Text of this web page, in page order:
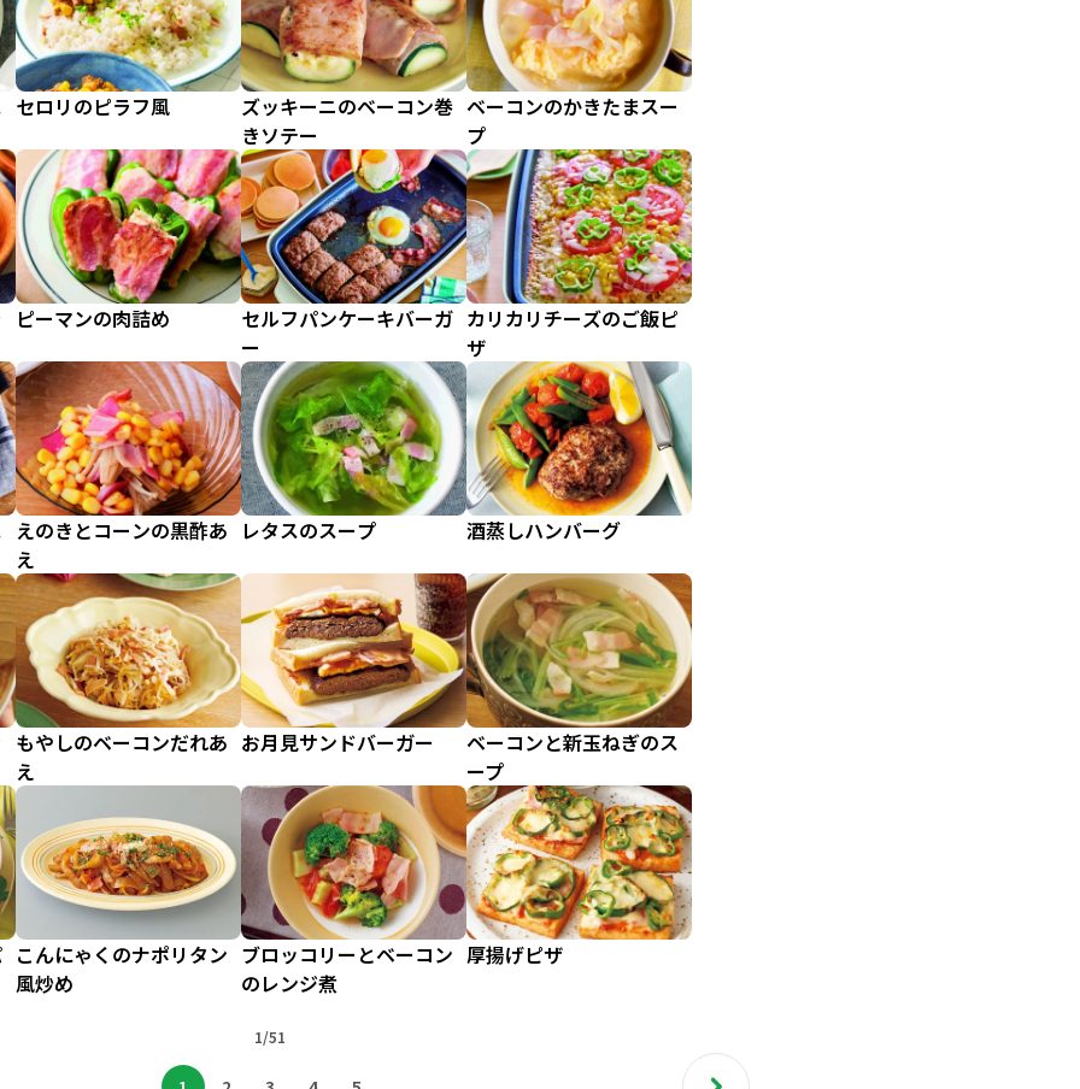
セロリのピラフ風
ズッキーニのベーコン巻
きソテー
ベーコンのかきたまスー
プ
ピーマンの肉詰め
セルフパンケーキバーガ
ー
カリカリチーズのご飯ピ
ザ
えのきとコーンの黒酢あ
え
レタスのスープ 酒蒸しハンバーグ
もやしのベーコンだれあ
え
お月見サンドバーガー
ベーコンと新玉ねぎのス
ープ
こんにゃくのナポリタン
風炒め
ブロッコリーとベーコン
のレンジ煮
厚揚げピザ
1/51